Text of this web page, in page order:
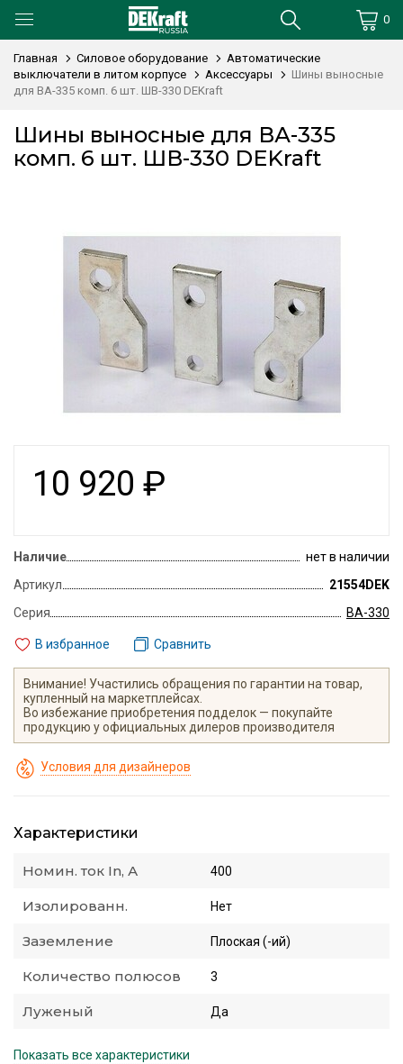
0
Главная Силовое оборудование
Автоматические
выключатели в литом корпусе
Аксессуары
Шины выносные
для ВА-335 комп. 6 шт. ШВ-330 DEKraft
Шины выносные для ВА-335
комп. 6 шт. ШВ-330 DEKraft
10 920 ₽
Наличие
нет в наличии
Артикул
21554DEK
Серия
ВА-330
В избранное Сравнить
Внимание! Участились обращения по гарантии на товар,
купленный на маркетплейсах.
Во избежание приобретения подделок — покупайте
продукцию у официальных дилеров производителя
Условия для дизайнеров
Характеристики
Номин. ток In, А 400
Изолированн. Нет
Заземление Плоская (-ий)
Количество полюсов 3
Луженый Да
Показать все характеристики